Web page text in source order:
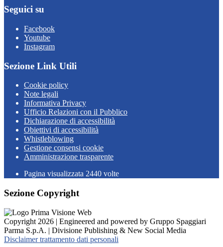
Seguici su
Facebook
Youtube
Instagram
Sezione Link Utili
Cookie policy
Note legali
Informativa Privacy
Ufficio Relazioni con il Pubblico
Dichiarazione di accessibilità
Obiettivi di accessibilità
Whistleblowing
Gestione consensi cookie
Amministrazione trasparente
Pagina visualizzata 2440 volte
Sezione Copyright
Copyright 2026 | Engineered and powered by Gruppo Spaggiari
Parma S.p.A. | Divisione Publishing & New Social Media
Disclaimer trattamento dati personali